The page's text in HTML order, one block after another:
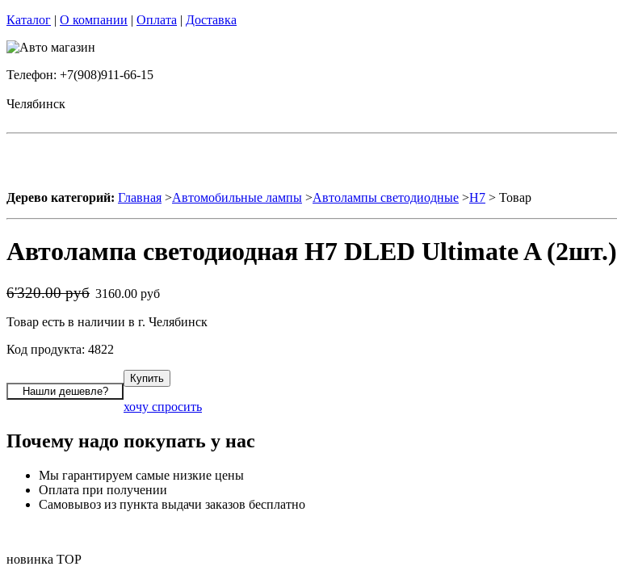
Каталог | О компании | Оплата | Доставка
Телефон: +7(908)911-66-15
Челябинск
Дерево категорий: Главная >Автомобильные лампы >Автолампы светодиодные >H7 > Товар
Автолампа светодиодная H7 DLED Ultimate A (2шт.)
6'320.00 руб 3160.00 руб
Товар есть в наличии в г. Челябинск
Код продукта: 4822
хочу спросить
Почему надо покупать у нас
Мы гарантируем самые низкие цены
Оплата при получении
Самовывоз из пункта выдачи заказов бесплатно
новинка TOP